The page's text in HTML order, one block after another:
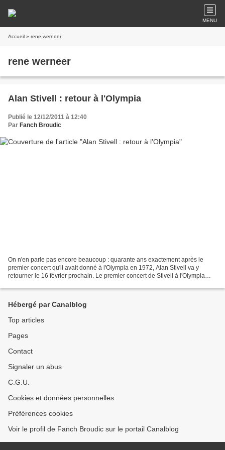
MENU
Accueil » rene werneer
rene werneer
Alan Stivell : retour à l'Olympia
Publié le 12/12/2011 à 12:40
Par Fanch Broudic
On n'en parle pas encore beaucoup : quarante ans exactement après le
premier concert qu'il avait donné à l'Olympia en 1972, Alan Stivell va y
retourner le 16 février prochain. Le premier concert de Stivell à l'Olympia
Hébergé par Canalblog
Top articles
Pages
Contact
Signaler un abus
C.G.U.
Cookies et données personnelles
Préférences cookies
Voir le profil de Fanch Broudic sur le portail Canalblog